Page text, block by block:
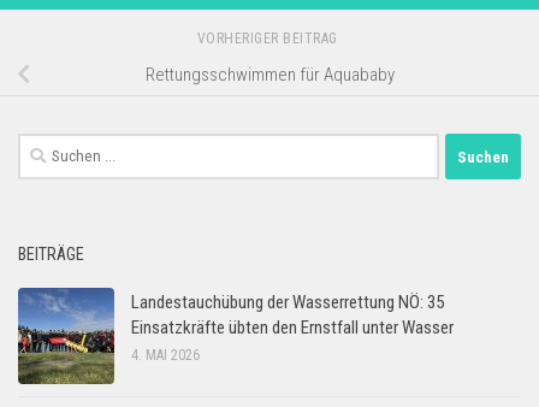
VORHERIGER BEITRAG
Rettungsschwimmen für Aquababy
Suchen
nach:
BEITRÄGE
Landestauchübung der Wasserrettung NÖ: 35
Einsatzkräfte übten den Ernstfall unter Wasser
4. MAI 2026